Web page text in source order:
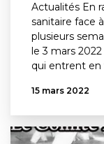
Actualités En
sanitaire face
plusieurs
le 3 mars
qui entrent en
15 mars 2022